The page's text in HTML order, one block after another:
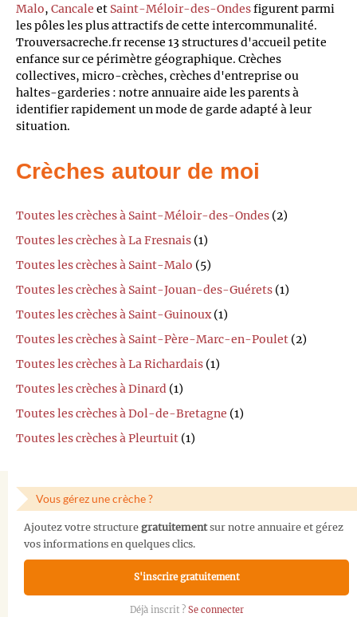
Malo, Cancale et Saint-Méloir-des-Ondesfigurent parmi
les pôles les plus attractifs de cette intercommunalité.
Trouversacreche.fr recense 13 structures d'accueil petite
enfance sur ce périmètre géographique. Crèches
collectives, micro-crèches, crèches d'entreprise ou
haltes-garderies : notre annuaire aide les parents à
identifier rapidement un mode de garde adapté à leur
situation.
Crèches autour de moi
Toutes les crèches à Saint-Méloir-des-Ondes (2)
Toutes les crèches à La Fresnais (1)
Toutes les crèches à Saint-Malo (5)
Toutes les crèches à Saint-Jouan-des-Guérets (1)
Toutes les crèches à Saint-Guinoux(1)
Toutes les crèches à Saint-Père-Marc-en-Poulet (2)
Toutes les crèches à La Richardais (1)
Toutes les crèches à Dinard (1)
Toutes les crèches à Dol-de-Bretagne (1)
Toutes les crèches à Pleurtuit (1)
Vous gérez une crèche ?
Ajoutez votre structure gratuitementsur notre annuaire et gérez
vos informations en quelques clics.
S'inscrire gratuitement
Déjà inscrit ? Se connecter